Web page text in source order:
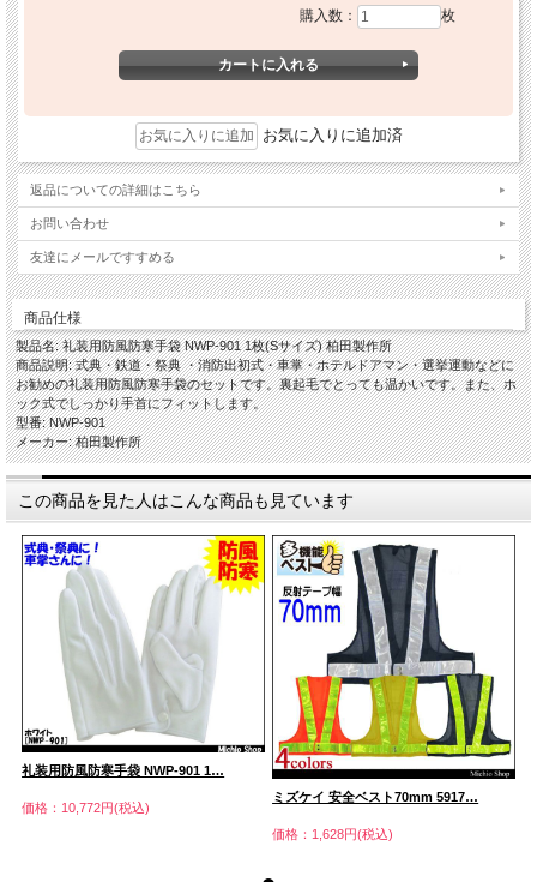
購入数： 枚
お気に入りに追加済
返品についての詳細はこちら
お問い合わせ
友達にメールですすめる
商品仕様
製品名: 礼装用防風防寒手袋 NWP-901 1枚(Sサイズ) 柏田製作所
商品説明: 式典・鉄道・祭典 ・消防出初式・車掌・ホテルドアマン・選挙運動などに
お勧めの礼装用防風防寒手袋のセットです。裏起毛でとっても温かいです。また、ホ
ック式でしっかり手首にフィットします。
型番: NWP-901
メーカー: 柏田製作所
この商品を見た人はこんな商品も見ています
礼装用防風防寒手袋 NWP-901 1…
価格：10,772円(税込)
ミズケイ 安全ベスト70mm 5917…
価格：1,628円(税込)